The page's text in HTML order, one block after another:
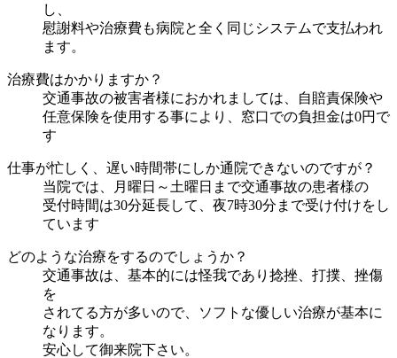
し、
慰謝料や治療費も病院と全く同じシステムで支払われ
ます。
治療費はかかりますか？
交通事故の被害者様におかれましては、自賠責保険や
任意保険を使用する事により、窓口での負担金は0円で
す
仕事が忙しく、遅い時間帯にしか通院できないのですが？
当院では、月曜日～土曜日まで交通事故の患者様の
受付時間は30分延長して、夜7時30分まで受け付けをし
ています
どのような治療をするのでしょうか？
交通事故は、基本的には怪我であり捻挫、打撲、挫傷
を
されてる方が多いので、ソフトな優しい治療が基本に
なります。
安心して御来院下さい。